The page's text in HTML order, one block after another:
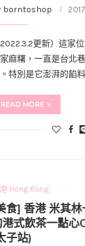
borntoshop
2022.3.2更新）這家
麻糬，一直是台北
特別是它澎湃的餡
READ MORE
Hong Kong
食] 香港 米其
港式飲茶一點心
子站)